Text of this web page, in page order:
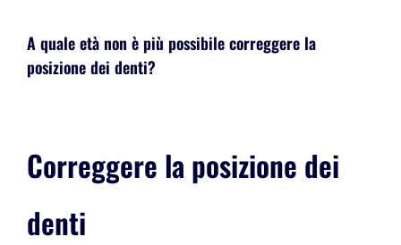
A quale età non è più possibile correggere la
posizione dei denti?
Correggere la posizione dei
denti